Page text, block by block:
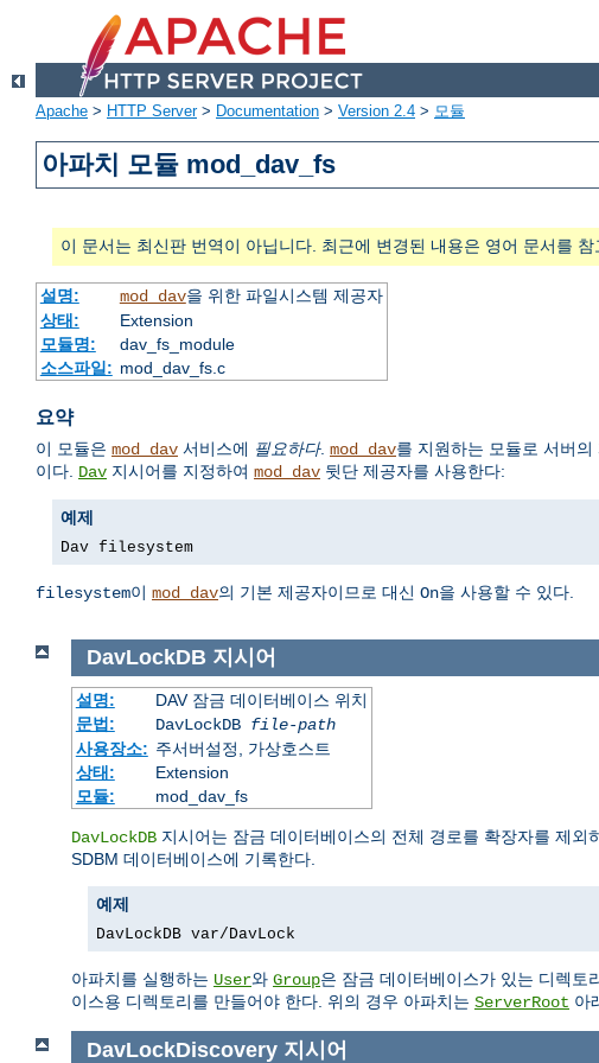
Apache > HTTP Server> Documentation > Version 2.4 > 모듈
아파치 모듈 mod_dav_fs
이 문서는 최신판 번역이 아닙니다. 최근에 변경된 내용은 영어 문서를 참
설명: mod_dav을 위한 파일시스템 제공자
상태:
Extension
모듈명:
dav_fs_module
소스파일: mod_dav_fs.c
요약
이 모듈은 mod_dav 서비스에 필요하다. mod_dav를 지원하는 모듈로 서버
이다. Dav 지시어를 지정하여 mod_dav 뒷단 제공자를 사용한다:
예제
Dav filesystem
filesystem이 mod_dav의 기본 제공자이므로 대신 On을 사용할 수 있다.
DavLockDB 지시어
설명:
DAV 잠금 데이터베이스 위치
문법:
DavLockDB file-path
사용장소: 주서버설정, 가상호스트
상태:
Extension
모듈:
mod_dav_fs
DavLockDB 지시어는 잠금 데이터베이스의 전체 경로를 확장자를 제외
SDBM 데이터베이스에 기록한다.
예제
DavLockDB var/DavLock
아파치를 실행하는 User와 Group은 잠금 데이터베이스가 있는 디렉토
이스용 디렉토리를 만들어야 한다. 위의 경우 아파치는 ServerRoot 아
DavLockDiscovery 지시어